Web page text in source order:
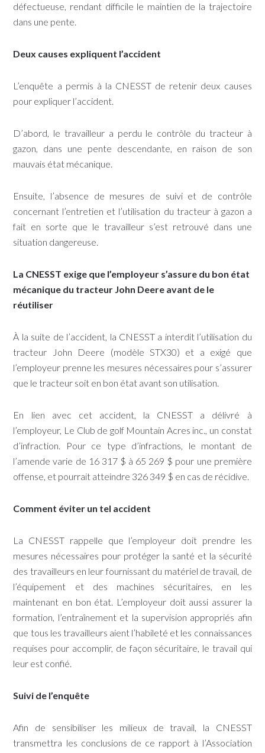
défectueuse, rendant difficile le maintien de la trajectoire
dans une pente.
Deux causes expliquent l’accident
L’enquête a permis à la CNESST de retenir deux causes
pour expliquer l’accident.
D’abord, le travailleur a perdu le contrôle du tracteur à
gazon, dans une pente descendante, en raison de son
mauvais état mécanique.
Ensuite, l’absence de mesures de suivi et de contrôle
concernant l’entretien et l’utilisation du tracteur à gazon a
fait en sorte que le travailleur s’est retrouvé dans une
situation dangereuse.
La CNESST exige que l’employeur s’assure du bon état
mécanique du tracteur John Deere avant de le
réutiliser
À la suite de l’accident, la CNESST a interdit l’utilisation du
tracteur John Deere (modèle STX30) et a exigé que
l’employeur prenne les mesures nécessaires pour s’assurer
que le tracteur soit en bon état avant son utilisation.
En lien avec cet accident, la CNESST a délivré à
l’employeur, Le Club de golf Mountain Acres inc., un constat
d’infraction. Pour ce type d’infractions, le montant de
l’amende varie de 16 317 $ à 65 269 $ pour une première
offense, et pourrait atteindre 326 349 $ en cas de récidive.
Comment éviter un tel accident
La CNESST rappelle que l’employeur doit prendre les
mesures nécessaires pour protéger la santé et la sécurité
des travailleurs en leur fournissant du matériel de travail, de
l’équipement et des machines sécuritaires, en les
maintenant en bon état. L’employeur doit aussi assurer la
formation, l’entraînement et la supervision appropriés afin
que tous les travailleurs aient l’habileté et les connaissances
requises pour accomplir, de façon sécuritaire, le travail qui
leur est confié.
Suivi de l’enquête
Afin de sensibiliser les milieux de travail, la CNESST
transmettra les conclusions de ce rapport à l’Association